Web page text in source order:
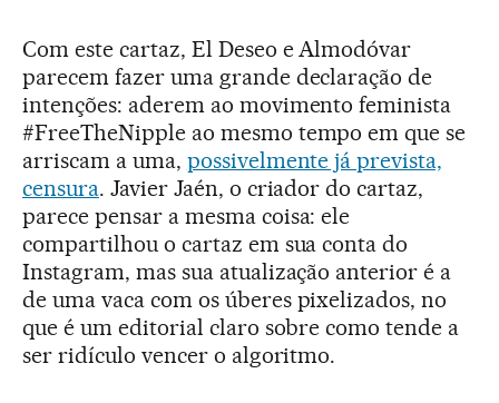
Com este cartaz, El Deseo e Almodóvar
parecem fazer uma grande declaração de
intenções: aderem ao movimento feminista
#FreeTheNipple ao mesmo tempo em que se
arriscam a uma, possivelmente já prevista,
censura. Javier Jaén, o criador do cartaz,
parece pensar a mesma coisa: ele
compartilhou o cartaz em sua conta do
Instagram, mas sua atualização anterior é a
de uma vaca com os úberes pixelizados, no
que é um editorial claro sobre como tende a
ser ridículo vencer o algoritmo.